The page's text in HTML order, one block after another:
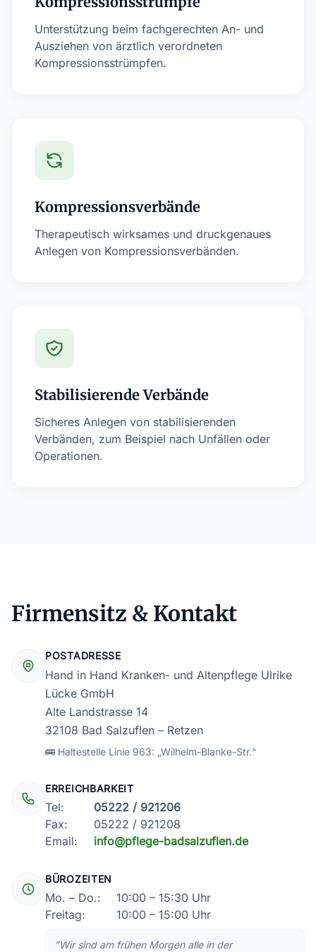
Unterstützung beim fachgerechten An- und
Ausziehen von ärztlich verordneten
Kompressionsstrümpfen.
Kompressionsverbände
Therapeutisch wirksames und druckgenaues
Anlegen von Kompressionsverbänden.
Stabilisierende Verbände
Sicheres Anlegen von stabilisierenden
Verbänden, zum Beispiel nach Unfällen oder
Operationen.
Firmensitz & Kontakt
POSTADRESSE
Hand in Hand Kranken- und Altenpflege Ulrike
Lücke GmbH
Alte Landstrasse 14
32108 Bad Salzuflen – Retzen
🚌 Haltestelle Linie 963: „Wilhelm-Blanke-Str.“
ERREICHBARKEIT
Tel:
05222 / 921206
Fax:
05222 / 921208
Email:
info@pflege-badsalzuflen.de
BÜROZEITEN
Mo. – Do.:
10:00 – 15:30 Uhr
Freitag:
10:00 – 15:00 Uhr
"Wir sind am frühen Morgen alle in der